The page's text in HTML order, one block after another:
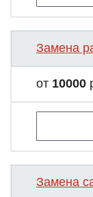
Замена
от 10000
Замена